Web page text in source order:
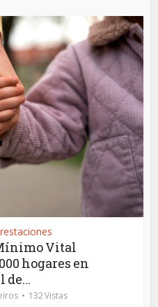
Vital
hogares en
de...
132 Vistas